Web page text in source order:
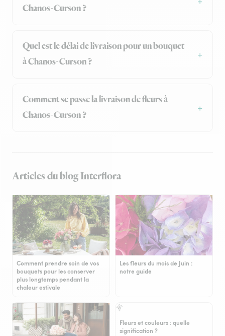
Chanos-Curson ?
Quel est le délai de livraison pour un bouquet
à Chanos-Curson ?
Comment se passe la livraison de fleurs à
Chanos-Curson ?
Articles du blog Interflora
Comment prendre soin de vos
bouquets pour les conserver
plus longtemps pendant la
chaleur estivale
Les fleurs du mois de Juin :
notre guide
Fleurs et couleurs : quelle
signification ?